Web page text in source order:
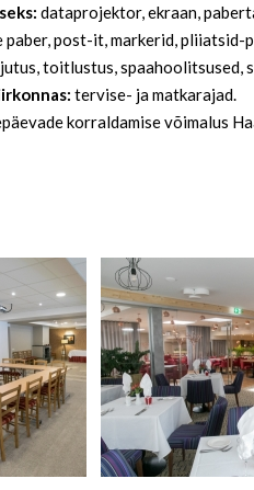
dataprojektor, ekraan,
paber, post-it, markerid, pliiatsid-
toitlustus, spaahoolitsused,
tervise- ja matkarajad.
korraldamise võimalus